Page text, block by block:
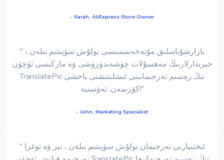
- Sarah, AliExpress Store Owner
" بازارشۇناسلىق مۇتەخەسسىسى بولۇش سۈپىتىم بىلەن ،
خېرىدارلارنىڭ مەھسۇلات چۈشەندۈرۈشى ۋە ماركىسى ئۈچۈن
TranslatePic نىڭ رەسىم تەرجىمانىنى ئىشلىتىشنى ياخشى
كۆرىمەن. تەۋسىيە!"
- John, Marketing Specialist
" ئىختىيارىي تەرجىمان بولۇش سۈپىتىم بىلەن ، تېز ۋە توغرا